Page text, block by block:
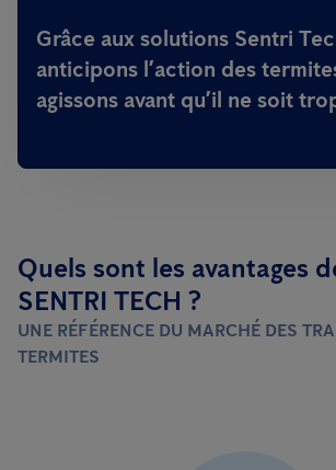
Grâce aux solutions Sentri
anticipons l’action des
agissons avant qu’il ne soit
Quels sont les avantages
SENTRI TECH ?
UNE RÉFÉRENCE DU MARCHÉ DES
TERMITES